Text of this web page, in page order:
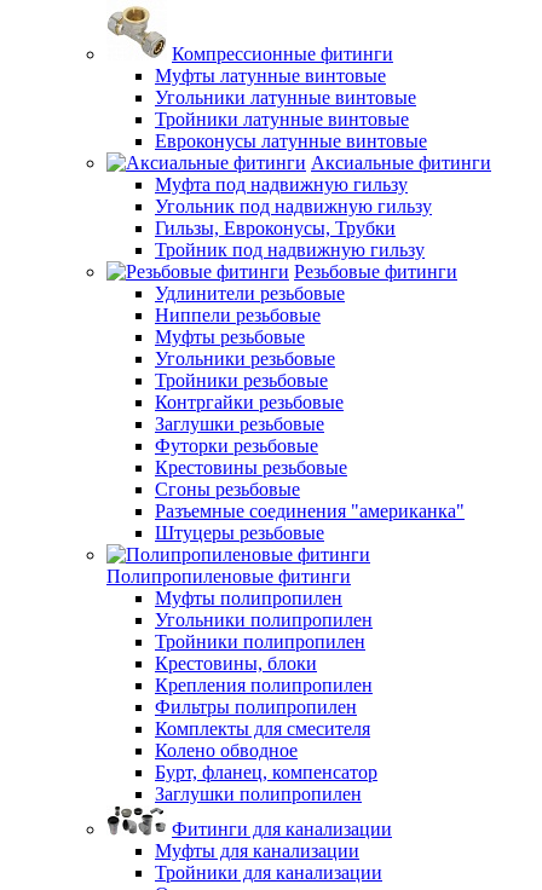
Компрессионные фитинги
Муфты латунные винтовые
Угольники латунные винтовые
Тройники латунные винтовые
Евроконусы латунные винтовые
Аксиальные фитинги
Муфта под надвижную гильзу
Угольник под надвижную гильзу
Гильзы, Евроконусы, Трубки
Тройник под надвижную гильзу
Резьбовые фитинги
Удлинители резьбовые
Ниппели резьбовые
Муфты резьбовые
Угольники резьбовые
Тройники резьбовые
Контргайки резьбовые
Заглушки резьбовые
Футорки резьбовые
Крестовины резьбовые
Сгоны резьбовые
Разъемные соединения "американка"
Штуцеры резьбовые
Полипропиленовые фитинги
Муфты полипропилен
Угольники полипропилен
Тройники полипропилен
Крестовины, блоки
Крепления полипропилен
Фильтры полипропилен
Комплекты для смесителя
Колено обводное
Бурт, фланец, компенсатор
Заглушки полипропилен
Фитинги для канализации
Муфты для канализации
Тройники для канализации